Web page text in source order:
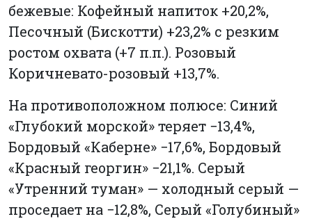
бежевые: Кофейный напиток +20,2%,
Песочный (Бискотти) +23,2% с резким
ростом охвата (+7 п.п.). Розовый
Коричневато-розовый +13,7%.
На противоположном полюсе: Синий
«Глубокий морской» теряет −13,4%,
Бордовый «Каберне» −17,6%, Бордовый
«Красный георгин» −21,1%. Серый
«Утренний туман» — холодный серый —
проседает на −12,8%, Серый «Голубиный»